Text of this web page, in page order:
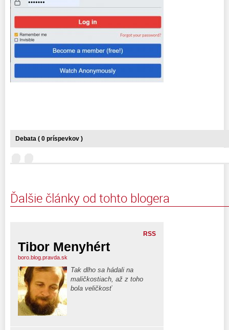
Debata ( 0 príspevkov )
Ďalšie články od tohto blogera
RSS
Tibor Menyhért
boro.blog.pravda.sk
Tak dlho sa hádali na
maličkostiach, až z toho
bola veličkosť